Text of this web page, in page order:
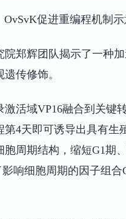
OvSvK促进重编程机制示
郑辉团队揭示了一种
传修饰。
活域VP16融合到关键
4天即可诱导出具有生
周期结构，缩短G1期
响细胞周期的因子组